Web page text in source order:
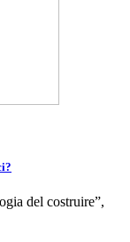
del costruire”,